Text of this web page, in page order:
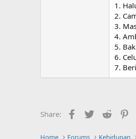
1.
2.
3.
4.
5.
6.
7.
Share: Facebook
Twitter Reddit
Home Forums Kehidupan